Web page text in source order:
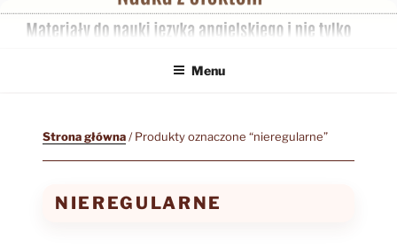
Przejdź
Menu
Strona główna/ Produkty oznaczone “nieregularne”
NIEREGULARNE